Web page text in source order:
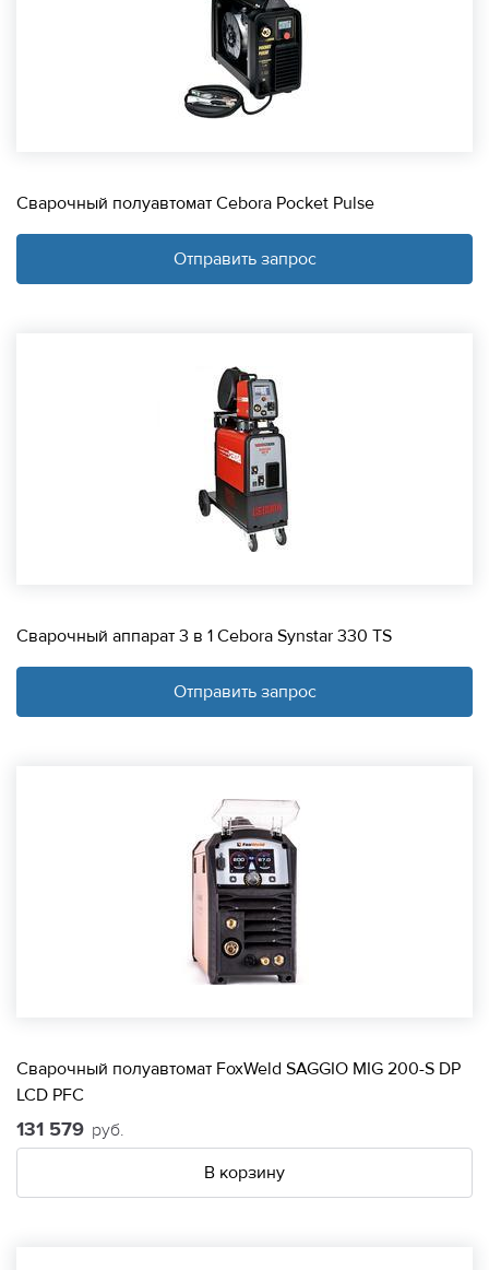
Сварочный полуавтомат Cebora Pocket Pulse
Отправить запрос
Сварочный аппарат 3 в 1 Cebora Synstar 330 TS
Отправить запрос
Сварочный полуавтомат FoxWeld SAGGIO MIG 200-S DP
LCD PFC
131 579 руб.
В корзину